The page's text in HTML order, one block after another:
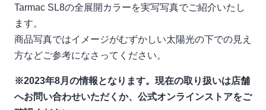
Tarmac SL8の全展開カラーを実写写真でご紹介いたし
ます。
商品写真ではイメージがむずかしい太陽光の下での見え
方などご参考になさってください。
※2023年8月の情報となります。現在の取り扱いは店舗
へお問い合わせいただくか、公式オンラインストアをご